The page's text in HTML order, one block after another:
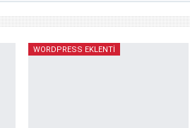
WORDPRESS EKLENTI